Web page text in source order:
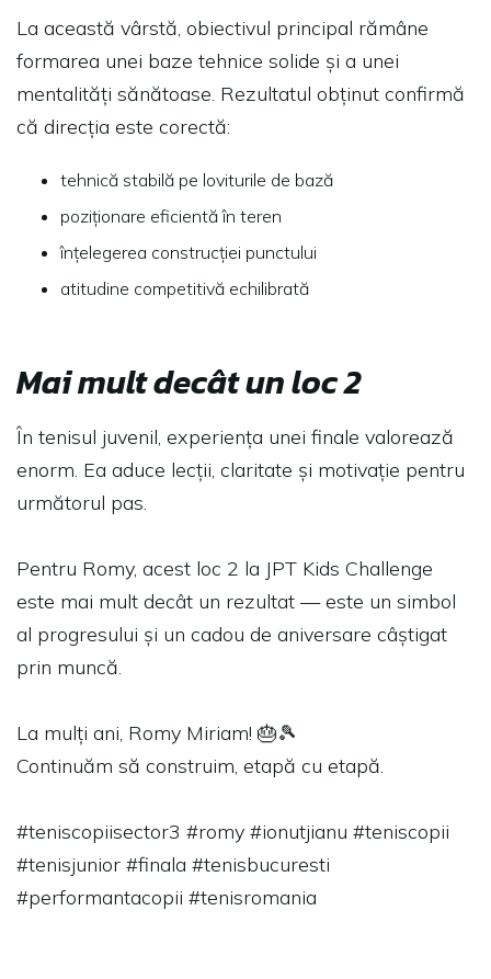
La această vârstă, obiectivul principal rămâne
formarea unei baze tehnice solide și a unei
mentalități sănătoase. Rezultatul obținut confirmă
că direcția este corectă:
tehnică stabilă pe loviturile de bază
poziționare eficientă în teren
înțelegerea construcției punctului
atitudine competitivă echilibrată
Mai mult decât un loc 2
În tenisul juvenil, experiența unei finale valorează
enorm. Ea aduce lecții, claritate și motivație pentru
următorul pas.
Pentru Romy, acest loc 2 la JPT Kids Challenge
este mai mult decât un rezultat — este un simbol
al progresului și un cadou de aniversare câștigat
prin muncă.
La mulți ani, Romy Miriam! 🎂🎾
Continuăm să construim, etapă cu etapă.
#teniscopiisector3 #romy #ionutjianu #teniscopii
#tenisjunior #finala #tenisbucuresti
#performantacopii #tenisromania